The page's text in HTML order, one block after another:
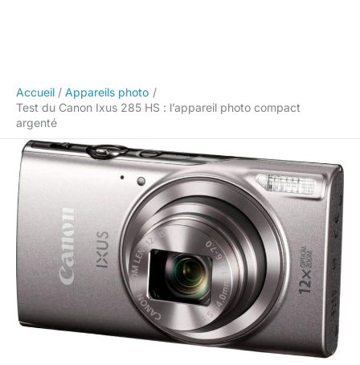
Accueil
Appareils photo
Test du Canon Ixus 285 HS : l’appareil photo compact
argenté